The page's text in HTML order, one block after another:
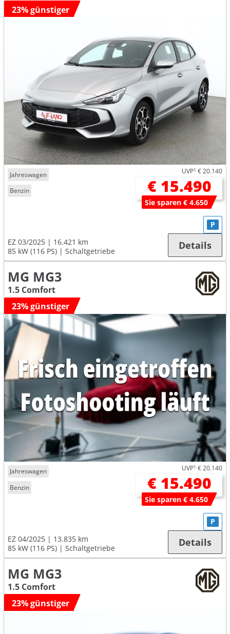
23% günstiger
Jahreswagen
Benzin
UVP1 € 20.140
€ 15.490
Sie sparen € 4.650
EZ 03/2025
16.421 km
85 kW (116 PS)
Schaltgetriebe
P
Details
MG MG3
1.5 Comfort
23% günstiger
Jahreswagen
Benzin
UVP1 € 20.140
€ 15.490
Sie sparen € 4.650
EZ 04/2025
13.835 km
85 kW (116 PS)
Schaltgetriebe
P
Details
MG MG3
1.5 Comfort
23% günstiger